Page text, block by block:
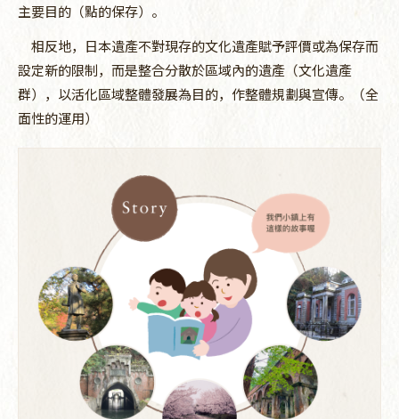
主要目的（點的保存）。
相反地，日本遺產不對現存的文化遺產賦予評價或為保存而
設定新的限制，而是整合分散於區域內的遺產（文化遺產
群），以活化區域整體發展為目的，作整體規劃與宣傳。（全
面性的運用）